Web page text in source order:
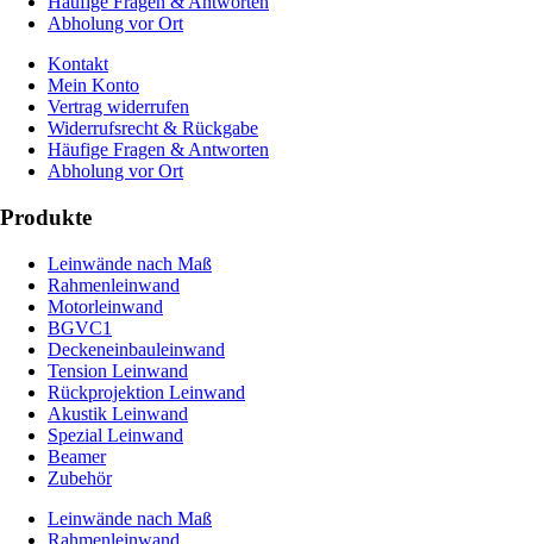
Abholung vor Ort
Kontakt
Mein Konto
Vertrag widerrufen
Widerrufsrecht & Rückgabe
Häufige Fragen & Antworten
Abholung vor Ort
Produkte
Leinwände nach Maß
Rahmenleinwand
Motorleinwand
BGVC1
Deckeneinbauleinwand
Tension Leinwand
Rückprojektion Leinwand
Akustik Leinwand
Spezial Leinwand
Beamer
Zubehör
Leinwände nach Maß
Rahmenleinwand